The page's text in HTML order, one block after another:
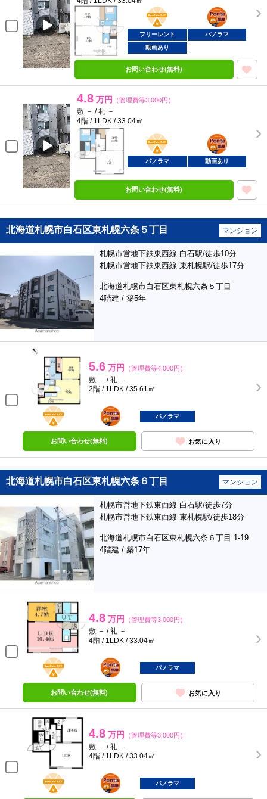
BunChinPAY
ポンタ
部屋
フリーレント
パノラマ
動画あり
お問い合わせ(無料)
4.8 万円 （管理費等3,000円）
敷 － / 礼 －
4階 / 1LDK / 33.04㎡
BunChinPAY
ポンタ
部屋
パノラマ 動画あり
お問い合わせ(無料)
北海道札幌市白石区東札幌六条５丁目 マンション
札幌市営地下鉄東西線 白石駅/徒歩10分
札幌市営地下鉄東西線 東札幌駅/徒歩17分
北海道札幌市白石区東札幌六条５丁目
4階建 / 築5年
5.6 万円 （管理費等4,000円）
敷 － / 礼 －
2階 / 1LDK / 35.61㎡
BunChinPAY
ポンタ
部屋
パノラマ
お問い合わせ(無料) お気に入り
北海道札幌市白石区東札幌六条６丁目 マンション
札幌市営地下鉄東西線 白石駅/徒歩7分
札幌市営地下鉄東西線 東札幌駅/徒歩18分
北海道札幌市白石区東札幌六条６丁目 1-19
4階建 / 築17年
4.8 万円 （管理費等3,000円）
敷 － / 礼 －
4階 / 1LDK / 33.04㎡
BunChinPAY
ポンタ
部屋
パノラマ
お問い合わせ(無料) お気に入り
4.8 万円 （管理費等3,000円）
敷 － / 礼 －
4階 / 1LDK / 33.04㎡
BunChinPAY
ポンタ
部屋
パノラマ